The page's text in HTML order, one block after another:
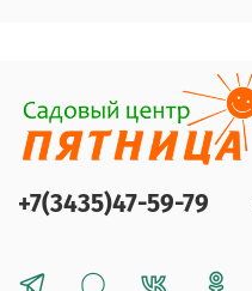
+7(3435)47-59-79